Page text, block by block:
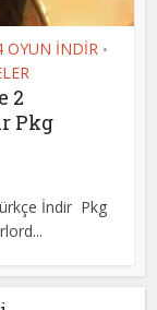
OYUN İNDİR •
2
Pkg
İndir Pkg